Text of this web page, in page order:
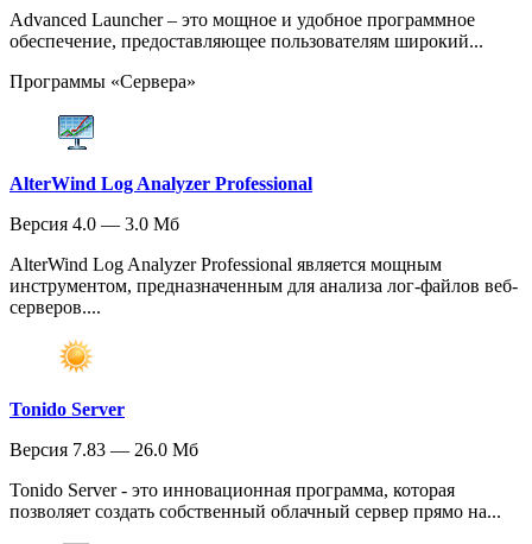
Advanced Launcher – это мощное и удобное программное
обеспечение, предоставляющее пользователям широкий...
Программы «Сервера»
AlterWind Log Analyzer Professional
Версия 4.0 — 3.0 Мб
AlterWind Log Analyzer Professional является мощным
инструментом, предназначенным для анализа лог-файлов веб-
серверов....
Tonido Server
Версия 7.83 — 26.0 Мб
Tonido Server - это инновационная программа, которая
позволяет создать собственный облачный сервер прямо на...